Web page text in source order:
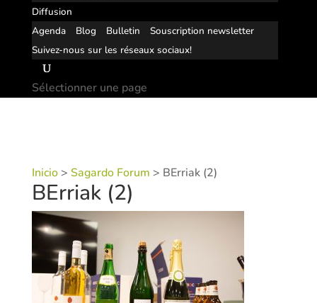
Diffusion
Agenda
Blog Bulletin
Souscription newsletter
Suivez-nous sur les réseaux sociaux!
Sélectionner une page
Inicio> Sagardo Forum > BErriak (2)
BErriak (2)